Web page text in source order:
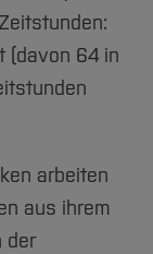
(davon 64 in
arbeiten
aus ihrem
der